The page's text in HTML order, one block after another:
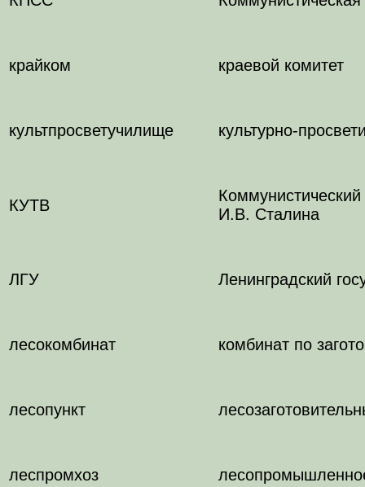
крайком краевой комитет
культпросветучилище культурно-
КУТВ
И.В. Сталина
ЛГУ Ленинградский
лесокомбинат комбинат по
лесопункт
леспромхоз